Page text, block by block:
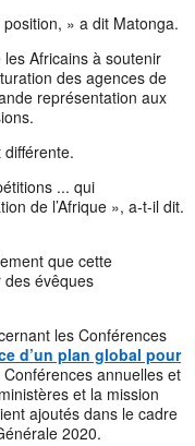
» a dit Matonga.
Africains à soutenir
des agences de
représentation aux
... qui
de l’Afrique », a-t-il dit.
que cette
évêques
les Conférences
d’un plan global pour
annuelles et
et la mission
ajoutés dans le cadre
2020.